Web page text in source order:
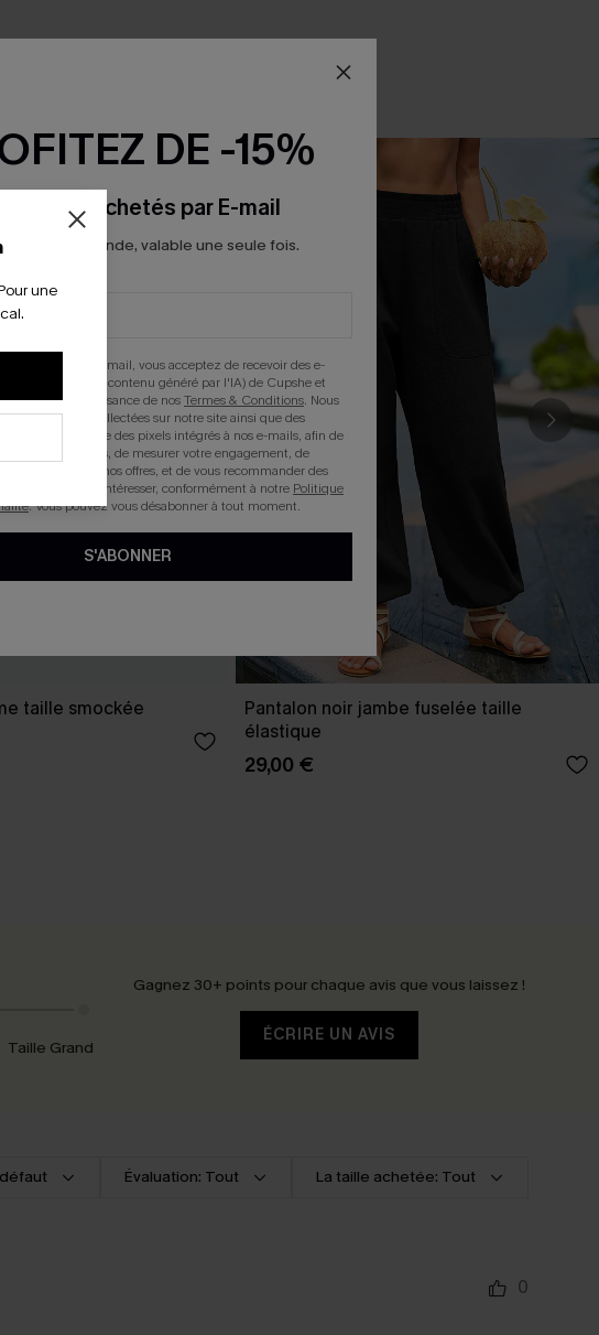
taille smockée
Pantalon noir jambe fuselée taille
élastique
29,00 €
Taille Grand
Gagnez 30+ points pour chaque avis que vous laissez !
ÉCRIRE UN AVIS
défaut Évaluation: Tout La taille achetée: Tout
0
une
DE -15%
dès 2 Achetés par E-mail
par commande, valable une seule fois.
votre adresse e-mail, vous acceptez de recevoir des e-
(y compris du contenu généré par l'IA) de Cupshe et
avoir pris connaissance de nosTermes & Conditions. Nous
les données collectées sur notre site ainsi que des
de suivi, telles que des pixels intégrés à nos e-mails, afin de
ci ont été ouverts, de mesurer votre engagement, de
nos contenus et nos offres, et de vous recommander des
de vous intéresser, conformément à notre Politique
. Vous pouvez vous désabonner à tout moment.
S'ABONNER